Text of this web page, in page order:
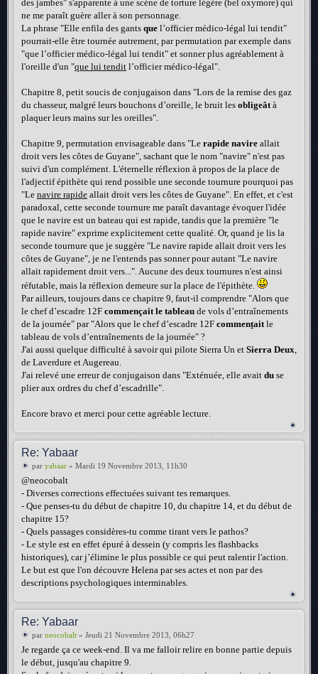
des jambes" s'apparente à une scène de torture légère (bel oxymore) qui
ne me paraît guère aller à son personnage.
La phrase "Elle enfila des gants que l’officier médico-légal lui tendit"
pourrait-elle être tournée autrement, par permutation par exemple dans
"que l’officier médico-légal lui tendit" et sonner plus agréablement à
l'oreille d'un "que lui tendit l’officier médico-légal".
Chapitre 8, petit soucis de conjugaison dans "Lors de la remise des gaz
du chasseur, malgré leurs bouchons d’oreille, le bruit les obligeâtà
plaquer leurs mains sur les oreilles".
Chapitre 9, permutation envisageable dans "Le rapide navire allait
droit vers les côtes de Guyane", sachant que le nom "navire" n'est pas
suivi d'un complément. L'éternelle réflexion à propos de la place de
l'adjectif épithète qui rend possible une seconde tournure pourquoi pas
"Le navire rapide allait droit vers les côtes de Guyane". En effet, et c'est
paradoxal, cette seconde tournure me paraît davantage évoquer l'idée
que le navire est un bateau qui est rapide, tandis que la première "le
rapide navire" exprime explicitement cette qualité. Or, quand je lis la
seconde tournure que je suggère "Le navire rapide allait droit vers les
côtes de Guyane", je ne l'entends pas sonner pour autant "Le navire
allait rapidement droit vers...". Aucune des deux tournures n'est ainsi
réfutable, mais la réflexion demeure sur la place de l'épithète.
Par ailleurs, toujours dans ce chapitre 9, faut-il comprendre "Alors que
le chef d’escadre 12F commençait le tableau de vols d’entraînements
de la journée" par "Alors que le chef d’escadre 12F commentaitle
tableau de vols d’entraînements de la journée" ?
J'ai aussi quelque difficulté à savoir qui pilote Sierra Un et Sierra Deux,
de Laverdure et Augereau.
J'ai relevé une erreur de conjugaison dans "Exténuée, elle avait du se
plier aux ordres du chef d’escadrille".
Encore bravo et merci pour cette agréable lecture.
Re: Yabaar
par yabaar » Mardi 19 Novembre 2013, 11h30
@neocobalt
- Diverses corrections effectuées suivant tes remarques.
- Que penses-tu du début de chapitre 10, du chapitre 14, et du début de
chapitre 15?
- Quels passages considères-tu comme tirant vers le pathos?
- Le style est en effet épuré à dessein (y compris les flashbacks
historiques), car j’élimine le plus possible ce qui peut ralentir l'action.
Le but est que l'on découvre Helena par ses actes et non par des
descriptions psychologiques interminables.
Re: Yabaar
par neocobalt » Jeudi 21 Novembre 2013, 06h27
Je regarde ça ce week-end. Il va me falloir relire en bonne partie depuis
le début, jusqu'au chapitre 9.